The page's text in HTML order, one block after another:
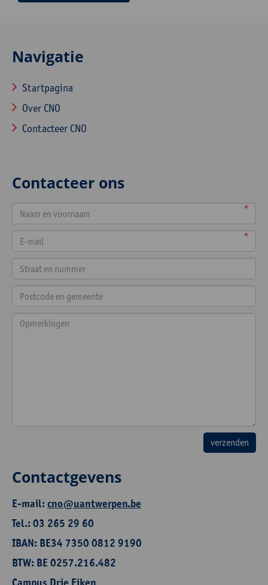
Navigatie
Startpagina
Over CNO
Contacteer CNO
Contacteer ons
*
*
Contactgevens
E-mail:cno@uantwerpen.be
Tel.: 03 265 29 60
IBAN: BE34 7350 0812 9190
BTW: BE 0257.216.482